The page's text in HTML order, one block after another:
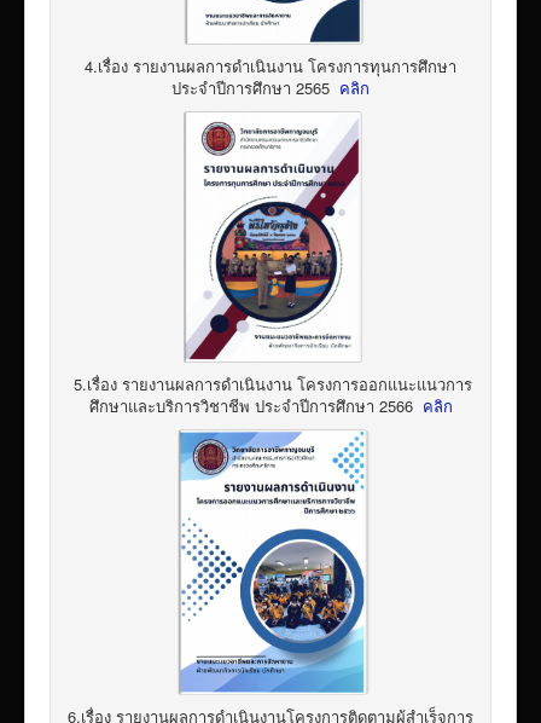
4.เรื่อง รายงานผลการดำเนินงาน โครงการทุนการศึกษา
ประจำปีการศึกษา 2565 คลิก
5.เรื่อง รายงานผลการดำเนินงาน โครงการออกแนะแนวการ
ศึกษาและบริการวิชาชีพ ประจำปีการศึกษา 2566 คลิก
6.เรื่อง รายงานผลการดำเนินงานโครงการติดตามผู้สำเร็จการ